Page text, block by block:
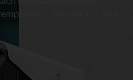
(-30 – 60 °C (-22 –